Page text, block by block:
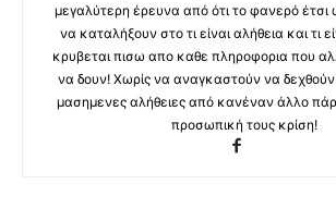
μεγαλύτερη έρευνα από ότι το φανερό έτσι
να καταλήξουν στο τι είναι αλήθεια και τι
κρυβεται πισω απο καθε πληροφορια που
να δουν! Χωρίς να αναγκαστούν να δεχθούν
μασημενες αλήθειες από κανέναν άλλο
προσωπική τους κρίση!